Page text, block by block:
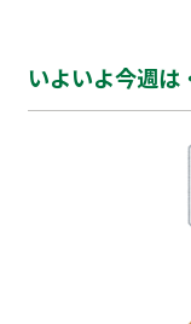
いよいよ今週は